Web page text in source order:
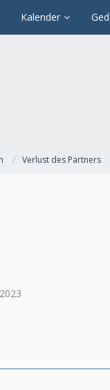
Kalender
Verlust des Partners